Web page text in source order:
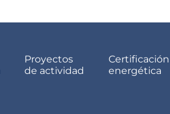
Proyectos
de actividad
Certificación
energética